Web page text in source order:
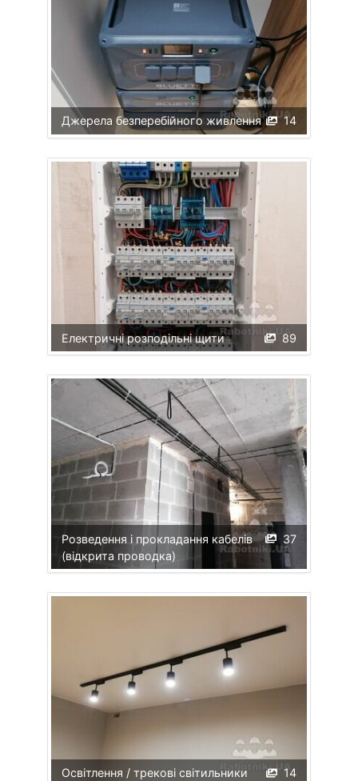
14
Джерела безперебійного живлення
89
Електричні розподільні щити
37
Розведення і прокладання кабелів
(відкрита проводка)
14
Освітлення / трекові світильники